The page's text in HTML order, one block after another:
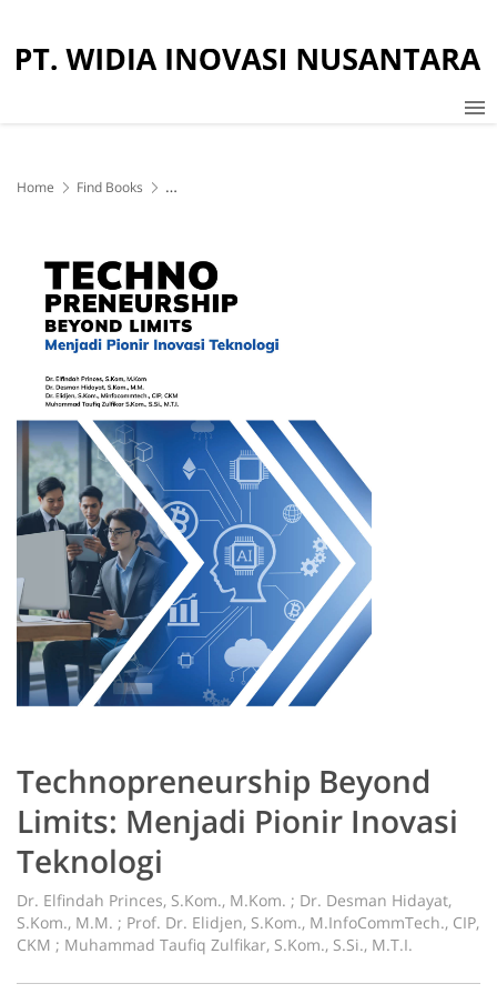
Home
Find Books
Technopreneurship Beyond
Limits: Menjadi Pionir Inovasi
Teknologi
Dr. Elfindah Princes, S.Kom., M.Kom. ; Dr. Desman Hidayat,
S.Kom., M.M. ; Prof. Dr. Elidjen, S.Kom., M.InfoCommTech., CIP,
CKM ; Muhammad Taufiq Zulfikar, S.Kom., S.Si., M.T.I.